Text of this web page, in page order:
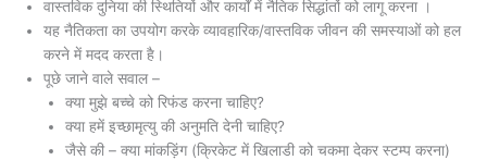
वास्तविक दुनिया की स्थितियों और कार्यों में नैतिक सिद्धांतों को लागू करना ।
यह नैतिकता का उपयोग करके व्यावहारिक/वास्तविक जीवन की समस्याओं को हल
करने में मदद करता है।
पूछे जाने वाले सवाल –
क्या मुझे बच्चे को रिफंड करना चाहिए?
क्या हमें इच्छामृत्यु की अनुमति देनी चाहिए?
जैसे की – क्या मांकड़िंग (क्रिकेट में खिलाडी को चकमा देकर स्टम्प करना)